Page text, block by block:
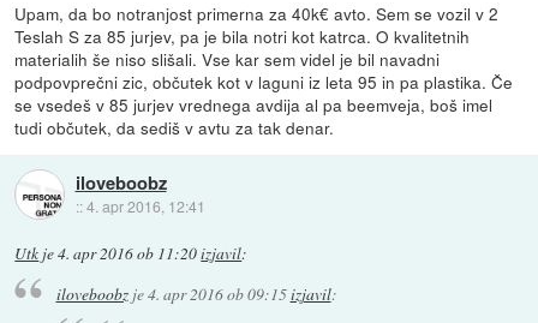
Upam, da bo notranjost primerna za 40k€ avto. Sem se vozil v 2
Teslah S za 85 jurjev, pa je bila notri kot katrca. O kvalitetnih
materialih še niso slišali. Vse kar sem videl je bil navadni
podpovprečni zic, občutek kot v laguni iz leta 95 in pa plastika. Če
se vsedeš v 85 jurjev vrednega avdija al pa beemveja, boš imel
tudi občutek, da sediš v avtu za tak denar.
iloveboobz
::4. apr 2016, 12:41
Utk je4. apr 2016 ob 11:20izjavil:
iloveboobzje4. apr 2016 ob 09:15izjavil: